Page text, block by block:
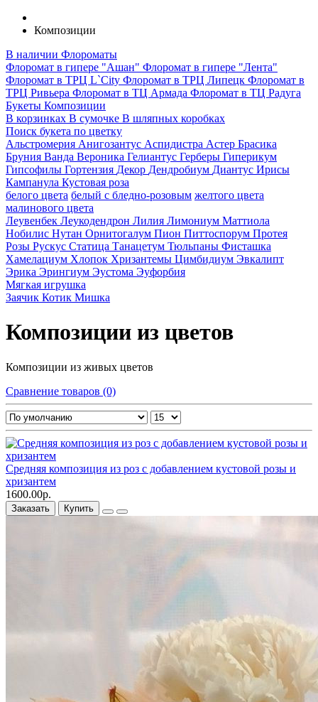
Композиции
В наличии Флороматы
Флоромат в гипере "Ашан" Флоромат в гипере "Лента"
Флоромат в ТРЦ L`City Флоромат в ТРЦ Липецк Флоромат в
ТРЦ Ривьера Флоромат в ТЦ Армада Флоромат в ТЦ Радуга
Букеты Композиции
В корзинках В сумочке В шляпных коробках
Поиск букета по цветку
Альстромерия Анигозантус Аспидистра Астер Брасика
Бруния Ванда Вероника Гелиантус Герберы Гиперикум
Гипсофилы Гортензия Декор Дендробиум Диантус Ирисы
Кампанула Кустовая роза
белого цвета белый с бледно-розовым желтого цвета
малинового цвета
Леувенбек Леукодендрон Лилия Лимониум Маттиола
Нобилис Нутан Орнитогалум Пион Питтоспорум Протея
Розы Рускус Статица Танацетум Тюльпаны Фисташка
Хамелациум Хлопок Хризантемы Цимбидиум Эвкалипт
Эрика Эрингиум Эустома Эуфорбия
Мягкая игрушка
Заячик Котик Мишка
Композиции из цветов
Композиции из живых цветов
Сравнение товаров (0)
Средняя композиция из роз c добавлением кустовой розы и
хризантем
1600.00р.
Заказать Купить